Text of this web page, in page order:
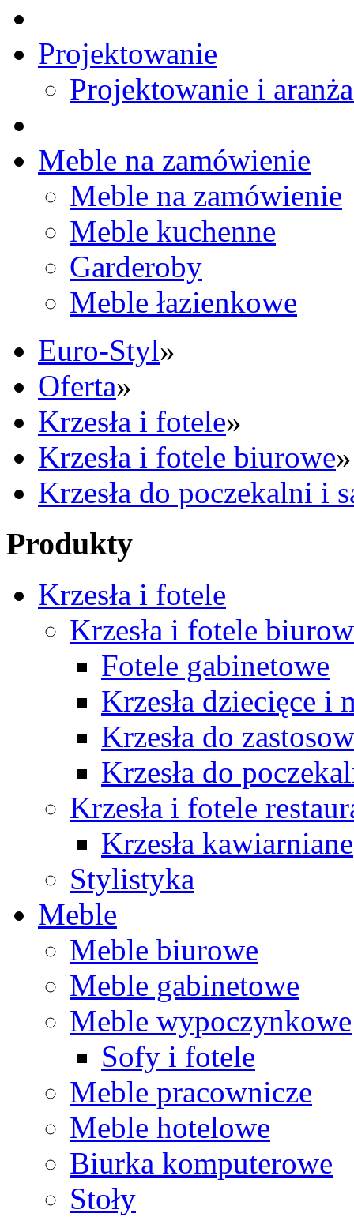
Projektowanie
Projektowanie i
Meble na zamówienie
Meble na zamówienie
Meble kuchenne
Garderoby
Meble łazienkowe
Euro-Styl»
Oferta»
Krzesła i fotele»
Krzesła i fotele biurowe»
Krzesła do poczekalni i
Produkty
Krzesła i fotele
Krzesła i fotele
Fotele gabinetowe
Krzesła dziecięce i
Krzesła do
Krzesła do
Krzesła i fotele
Krzesła kawiarniane
Stylistyka
Meble
Meble biurowe
Meble gabinetowe
Meble wypoczynkowe
Sofy i fotele
Meble pracownicze
Meble hotelowe
Biurka komputerowe
Stoły